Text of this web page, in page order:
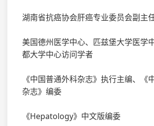
湖南省抗癌协会肝癌专业委员会副主
美国德州医学中心、匹兹堡大学医学
都大学中心访问学者
《中国普通外科杂志》执行主编、《
杂志》编委
《Hepatology》中文版编委